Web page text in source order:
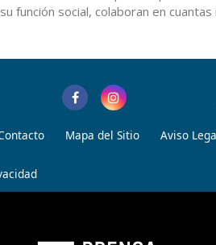
función social, colaboran en
Mapa del Sitio Aviso